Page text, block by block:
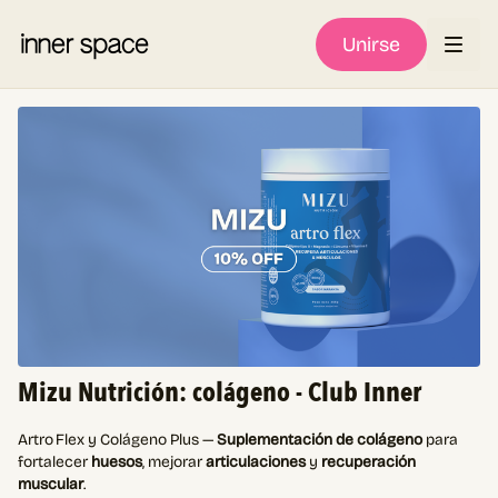
Unirse
Mizu Nutrición: colágeno - Club Inner
Artro Flex y Colágeno Plus —Suplementación de colágenopara
fortalecer huesos, mejorararticulacionesy recuperación
muscular.